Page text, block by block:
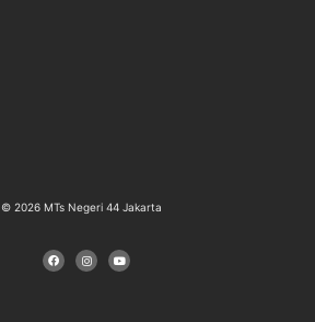
© 2026 MTs Negeri 44 Jakarta